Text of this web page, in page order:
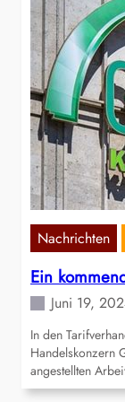
Nachrichten
Ein
Juni 19,
In den
Handelskonzern
angestellten